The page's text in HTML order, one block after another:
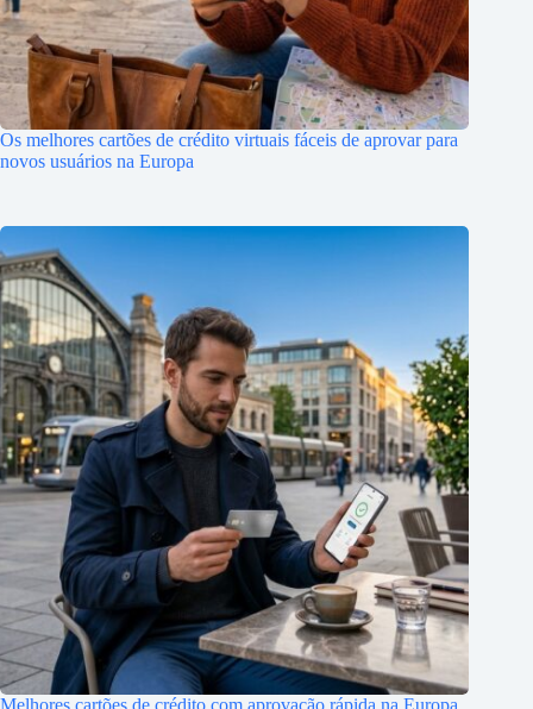
Os melhores cartões de crédito virtuais fáceis de aprovar para
novos usuários na Europa
Melhores cartões de crédito com aprovação rápida na Europa